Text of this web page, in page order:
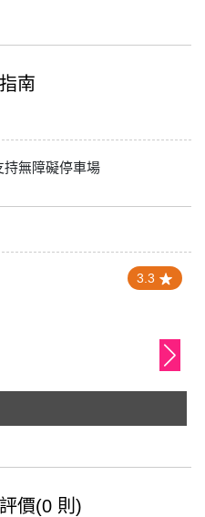
南
持無障礙停車場
3.3
價(0 則)